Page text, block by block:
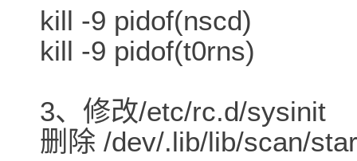
kill -9 pidof(nscd)
kill -9 pidof(t0rns)
3、修改/etc/rc.d/sysinit
删除 /dev/.lib/lib/scan/